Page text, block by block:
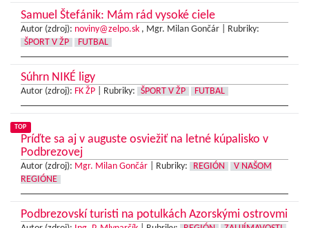
Samuel Štefánik: Mám rád vysoké ciele
Autor (zdroj): noviny@zelpo.sk , Mgr. Milan Gončár |
Rubriky:
ŠPORT V ŽP
FUTBAL
Súhrn NIKÉ ligy
Autor (zdroj): FK ŽP Rubriky: ŠPORT V ŽP FUTBAL
TOP
Príďte sa aj v auguste osviežiť na letné kúpalisko v
Podbrezovej
Autor (zdroj): Mgr. Milan Gončár Rubriky: REGIÓN
V NAŠOM
REGIÓNE
Podbrezovskí turisti na potulkách Azorskými ostrovmi